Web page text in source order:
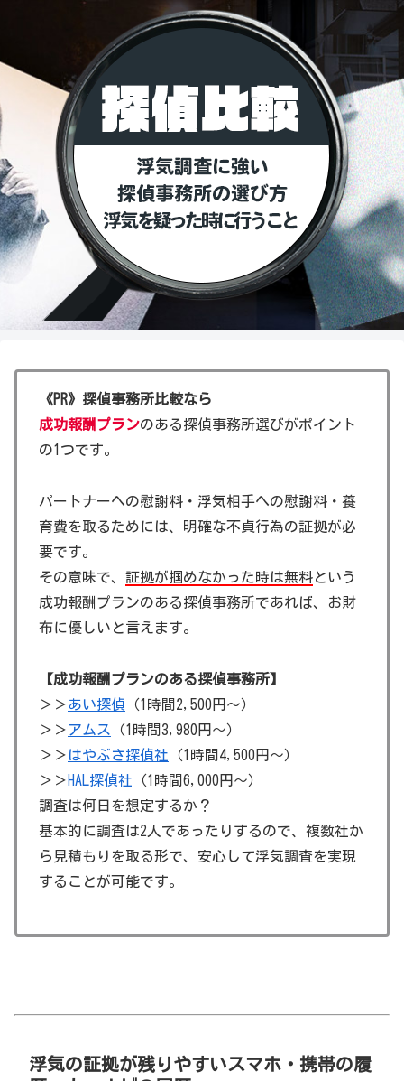
《PR》探偵事務所比較なら
成功報酬プランのある探偵事務所選びがポイント
の1つです。
パートナーへの慰謝料・浮気相手への慰謝料・養
育費を取るためには、明確な不貞行為の証拠が必
要です。
その意味で、 証拠が掴めなかった時は無料という
成功報酬プランのある探偵事務所であれば、お財
布に優しいと言えます。
【成功報酬プランのある探偵事務所】
＞＞あい探偵 （1時間2,500円～）
＞＞アムス
（1時間3,980円～）
＞＞ はやぶさ探偵社 （1時間4,500円～）
＞＞ HAL探偵社 （1時間6,000円～）
調査は何日を想定するか？
基本的に調査は2人であったりするので、複数社か
ら見積もりを取る形で、安心して浮気調査を実現
することが可能です。
浮気の証拠が残りやすいスマホ・携帯の履